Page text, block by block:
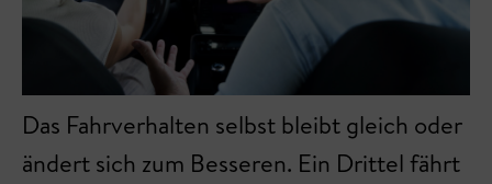
Das Fahrverhalten selbst bleibt gleich oder
ändert sich zum Besseren. Ein Drittel fährt